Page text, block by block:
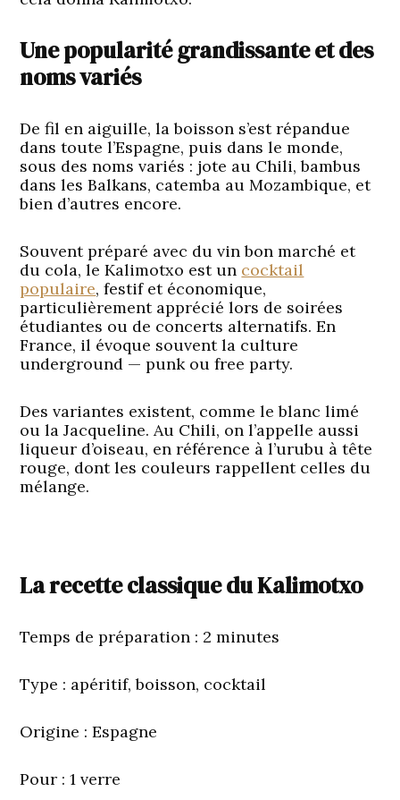
Une popularité grandissante et des
noms variés
De fil en aiguille, la boisson s’est répandue
dans toute l’Espagne, puis dans le monde,
sous des noms variés : jote au Chili, bambus
dans les Balkans, catemba au Mozambique, et
bien d’autres encore.
Souvent préparé avec du vin bon marché et
du cola, le Kalimotxo est un cocktail
populaire, festif et économique,
particulièrement apprécié lors de soirées
étudiantes ou de concerts alternatifs. En
France, il évoque souvent la culture
underground — punk ou free party.
Des variantes existent, comme le blanc limé
ou la Jacqueline. Au Chili, on l’appelle aussi
liqueur d’oiseau, en référence à l’urubu à tête
rouge, dont les couleurs rappellent celles du
mélange.
La recette classique du Kalimotxo
Temps de préparation : 2 minutes
Type : apéritif, boisson, cocktail
Origine : Espagne
Pour : 1 verre